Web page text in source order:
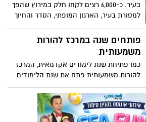
בעיר. כ-6,000 רצים לקחו חלק במירוץ שהפך
למסורת בעיר, הארגון המופתי, הסדר והחיוך
גם השנה. צפו בכתבת הוידאו שמסכמת עוד
בפרויקט הספורט שאותו מובילה עיריית
אשדוד בשנים האחרונות
פותחים שנה במרכז להורות
משמעותית
כמו פתיחת שנת לימודים אקדמאית, המרכז
להורות משמעותית פתח את שנת הלימודים
בסוף חודש אוקטובר והפעם, לראשונה, בבית
החדש. ערב הפתיחה של שנת הלימודים
תשע"ה אשר התקיים כעת בבית החדש,
מבליט את תפקידו של המרכז, כמי ששם לו